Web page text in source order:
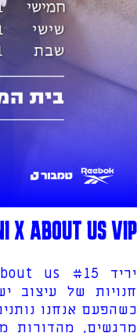
X ABOUT US VIP
חנויות של עיצוב
כשהפעם אנחנו
מרגשים, מהדורות